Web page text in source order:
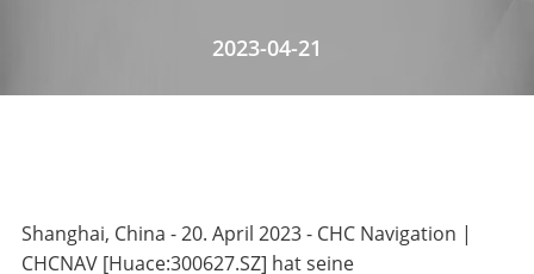
2023-04-21
Shanghai, China - 20. April 2023 - CHC Navigation |
CHCNAV [Huace:300627.SZ] hat seine